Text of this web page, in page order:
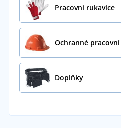
Pracovní rukavice
Ochranné
Doplňky